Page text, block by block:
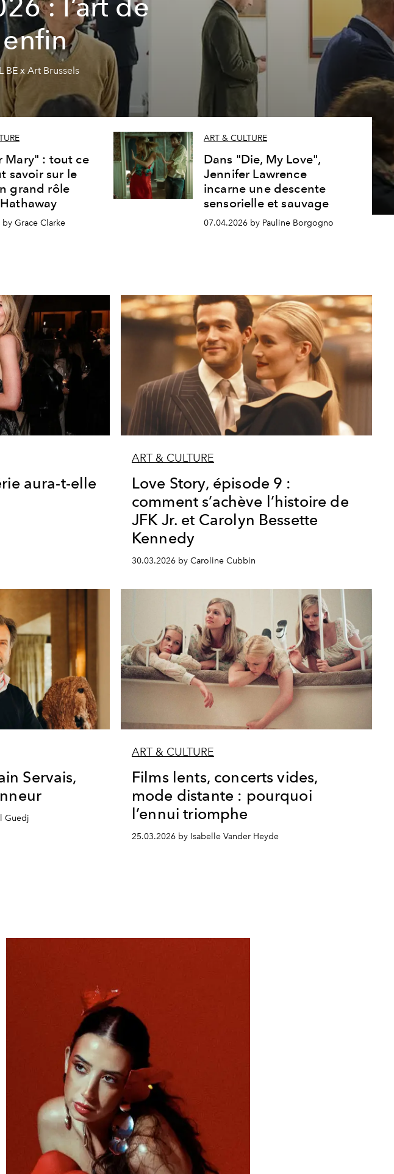
: l’art de
BE x Art Brussels
Mary" : tout ce
savoir sur le
grand rôle
Grace Clarke
ART & CULTURE
Dans "Die, My Love",
Jennifer Lawrence
incarne une descente
sensorielle et sauvage
07.04.2026 by Pauline Borgogno
aura-t-elle
ART & CULTURE
Love Story, épisode 9 :
comment s’achève l’histoire de
JFK Jr. et Carolyn Bessette
Kennedy
30.03.2026 by Caroline Cubbin
Servais,
Guedj
ART & CULTURE
Films lents, concerts vides,
mode distante : pourquoi
l’ennui triomphe
25.03.2026 by Isabelle Vander Heyde